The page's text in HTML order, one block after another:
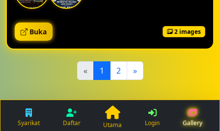
Buka 2 images
« 1 2 »
Syarikat Daftar Utama Login Gallery
© 2026 Hore-Hore.Com- Semua Hakcipta Terpelihara.